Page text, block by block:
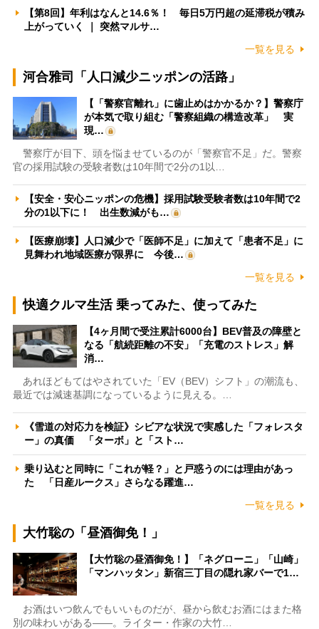
【第8回】年利はなんと14.6％！ 毎日5万円超の延滞税が積み
上がっていく ｜ 突然マルサ…
一覧を見る
河合雅司「人口減少ニッポンの活路」
【「警察官離れ」に歯止めはかかるか？】警察庁
が本気で取り組む「警察組織の構造改革」 実
現…
警察庁が目下、頭を悩ませているのが「警察官不足」だ。警察
官の採用試験の受験者数は10年間で2分の1以…
【安全・安心ニッポンの危機】採用試験受験者数は10年間で2
分の1以下に！ 出生数減がも…
【医療崩壊】人口減少で「医師不足」に加えて「患者不足」に
見舞われ地域医療が限界に 今後…
一覧を見る
快適クルマ生活 乗ってみた、使ってみた
【4ヶ月間で受注累計6000台】BEV普及の障壁と
なる「航続距離の不安」「充電のストレス」解
消…
あれほどもてはやされていた「EV（BEV）シフト」の潮流も、
最近では減速基調になっているように見える。…
《雪道の対応力を検証》シビアな状況で実感した「フォレスタ
ー」の真価 「ターボ」と「スト…
乗り込むと同時に「これが軽？」と戸惑うのには理由があっ
た 「日産ルークス」さらなる躍進…
一覧を見る
大竹聡の「昼酒御免！」
【大竹聡の昼酒御免！】「ネグローニ」「山崎」
「マンハッタン」新宿三丁目の隠れ家バーで1…
お酒はいつ飲んでもいいものだが、昼から飲むお酒にはまた格
別の味わいがある――。ライター・作家の大竹…